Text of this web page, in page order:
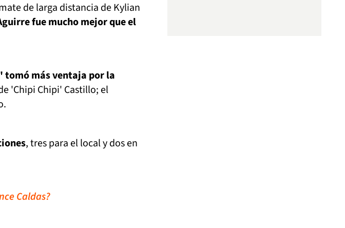
de larga distancia de Kylian
fue mucho mejor que el
tomó más ventaja por la
'Chipi Chipi' Castillo; el
, tres para el local y dos en
Caldas?